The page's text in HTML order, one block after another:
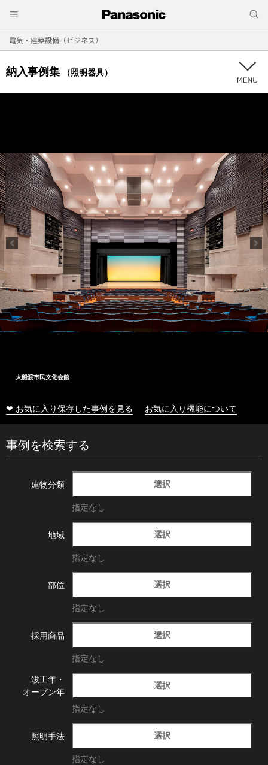
電気・建築設備（ビジネス）
納入事例集 （照明器具）
大船渡市民文化会館
❤ お気に入り保存した事例を見る お気に入り機能について
事例を検索する
建物分類 選択
指定なし
地域 選択
指定なし
部位 選択
指定なし
採用商品 選択
指定なし
竣工年・
オープン年
選択
指定なし
照明手法 選択
指定なし